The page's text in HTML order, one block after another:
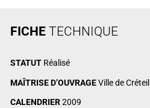
FICHETECHNIQUE
STATUT Réalisé
MAÎTRISE D’OUVRAGEVille de Créteil
CALENDRIER2009